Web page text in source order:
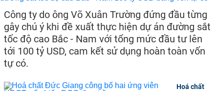
Công ty do ông Võ Xuân Trường đứng đầu từng
gây chú ý khi đề xuất thực hiện dự án đường sắt
tốc độ cao Bắc - Nam với tổng mức đầu tư lên
tới 100 tỷ USD, cam kết sử dụng hoàn toàn vốn
tự có.
Hoá chất